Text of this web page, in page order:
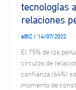
tecnologías
relaciones
eBIZ / 14/07/2022
El 75% de los
círculos de
confianza (64%)
momento de